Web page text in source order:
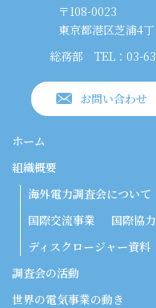
〒108-0023
東京都港区芝浦4
総務部
TEL：03-
お問い合わせ
ホーム
組織概要
海外電力調査会について
国際交流事業
国際協
ディスクロージャー資料
調査会の活動
世界の電気事業の動き